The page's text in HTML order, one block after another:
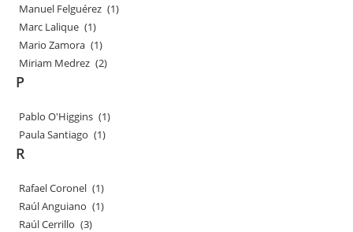
Manuel Felguérez (1)
Marc Lalique (1)
Mario Zamora (1)
Miriam Medrez (2)
P
Pablo O'Higgins (1)
Paula Santiago (1)
R
Rafael Coronel (1)
Raúl Anguiano (1)
Raúl Cerrillo (3)